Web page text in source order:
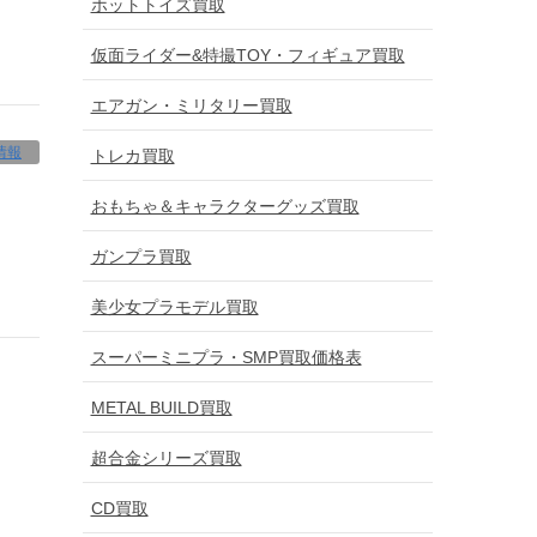
報
ホットトイズ買取
仮面ライダー&特撮TOY・フィギュア買取
エアガン・ミリタリー買取
トレカ買取
おもちゃ＆キャラクターグッズ買取
ガンプラ買取
美少女プラモデル買取
スーパーミニプラ・SMP買取価格表
METAL BUILD買取
超合金シリーズ買取
CD買取